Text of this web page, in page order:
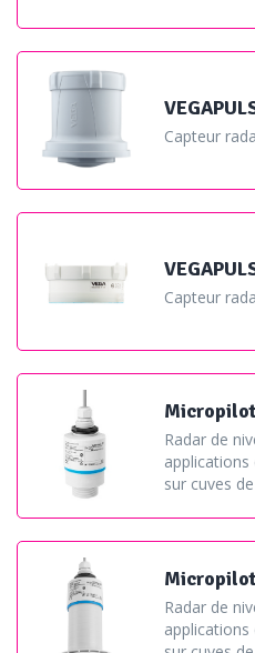
d’une carte SIM envoyant
Netilion «Il n'a pas été
d'un radar autonome connecté
numériques Netilion et peut
relevés à distance
Capteur
Capteur
Radar de
sur cuves
Radar de